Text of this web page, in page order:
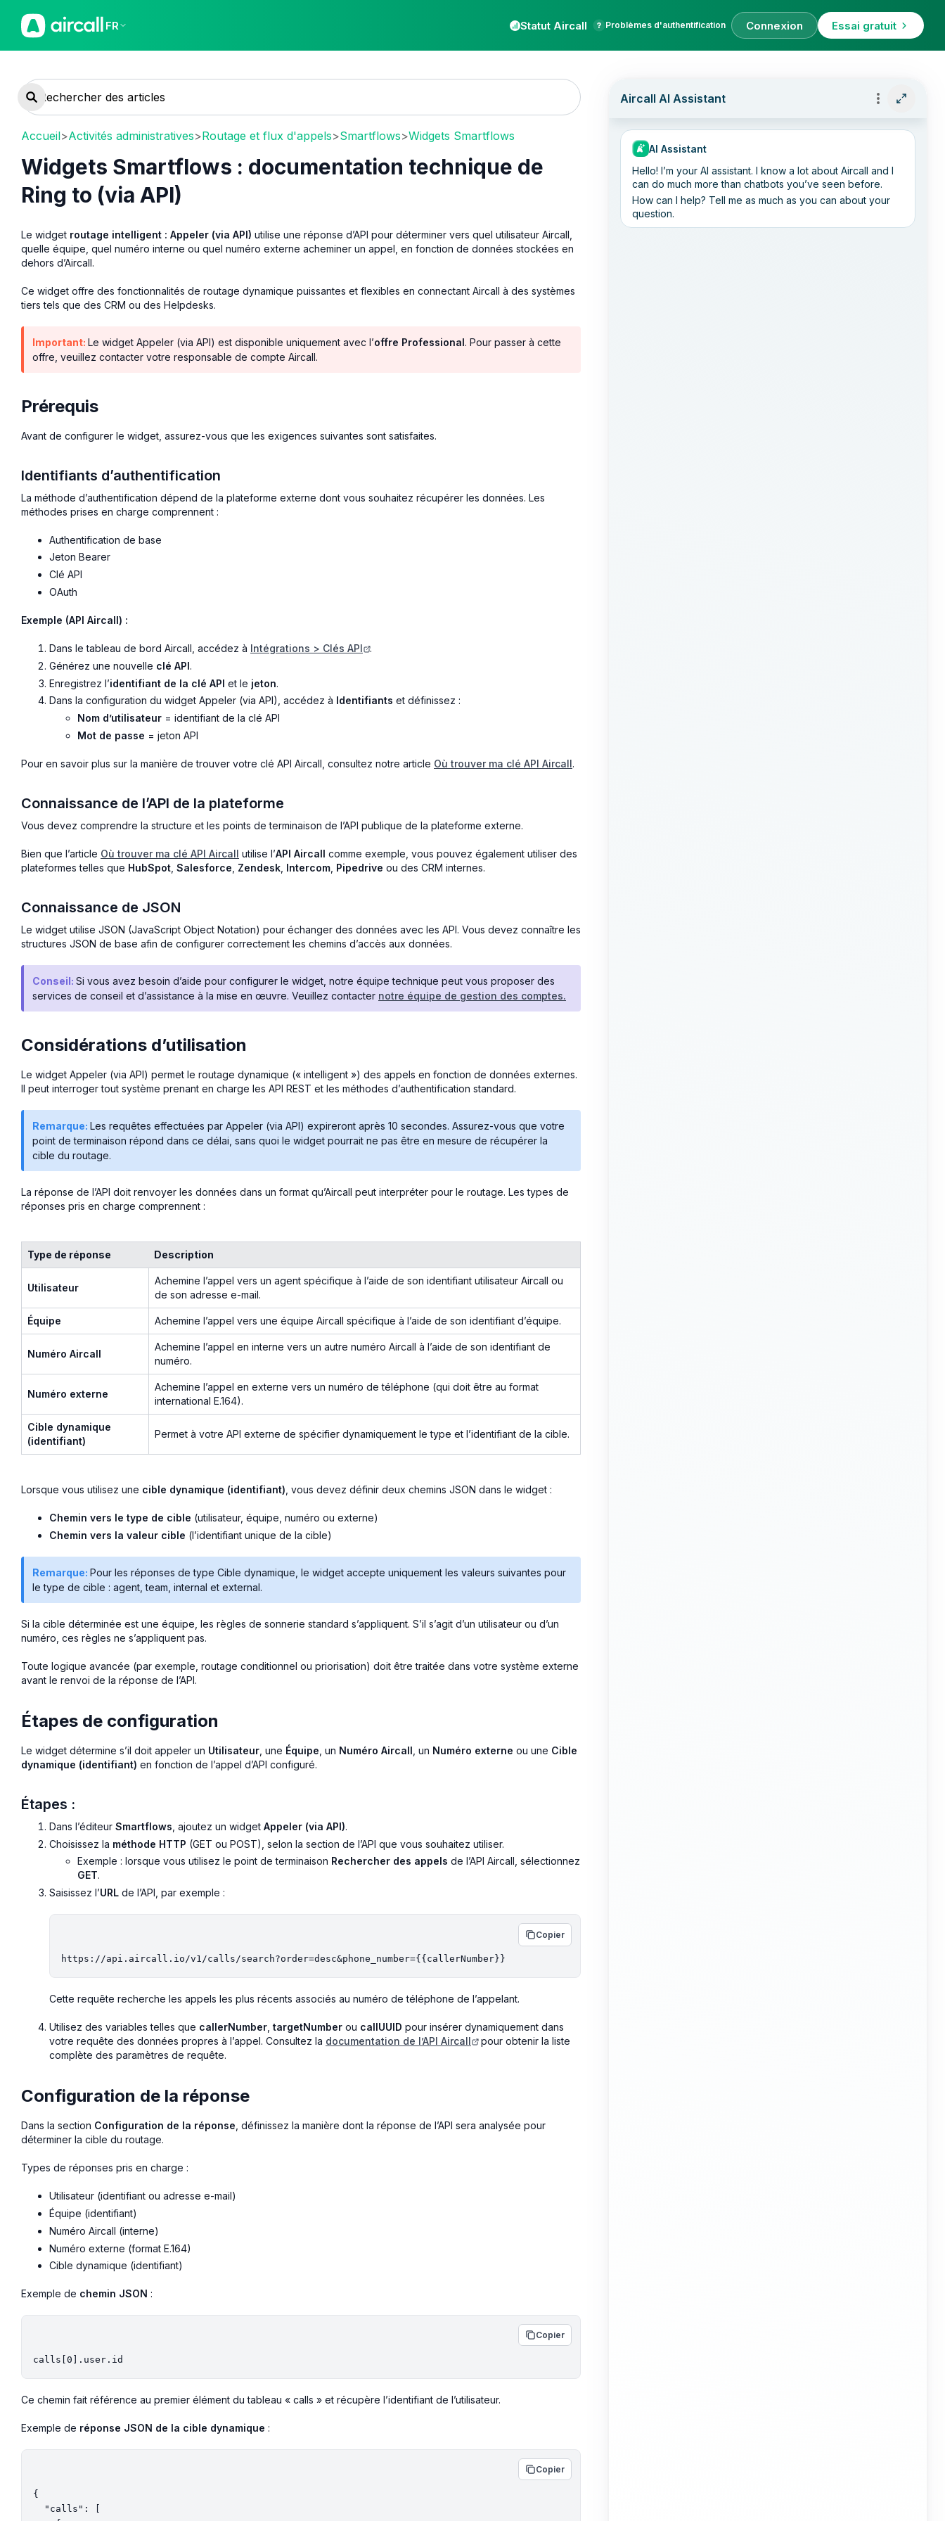
FR Statut Aircall Problèmes d'authentification Connexion Essai gratuit
Accueil>Activités administratives>Routage et flux d'appels>Smartflows>Widgets Smartflows
Widgets Smartflows : documentation technique de
Ring to (via API)
Le widget routage intelligent : Appeler (via API) utilise une réponse d’API pour déterminer vers quel utilisateur Aircall,
quelle équipe, quel numéro interne ou quel numéro externe acheminer un appel, en fonction de données stockées en
dehors d’Aircall.
Ce widget offre des fonctionnalités de routage dynamique puissantes et flexibles en connectant Aircall à des systèmes
tiers tels que des CRM ou des Helpdesks.
Important: Le widget Appeler (via API) est disponible uniquement avec l’offre Professional. Pour passer à cette
offre, veuillez contacter votre responsable de compte Aircall.
Prérequis
Avant de configurer le widget, assurez-vous que les exigences suivantes sont satisfaites.
Identifiants d’authentification
La méthode d’authentification dépend de la plateforme externe dont vous souhaitez récupérer les données. Les
méthodes prises en charge comprennent :
Authentification de base
Jeton Bearer
Clé API
OAuth
Exemple (API Aircall) :
Dans le tableau de bord Aircall, accédez à Intégrations > Clés API
.
Générez une nouvelle clé API.
Enregistrez l’identifiant de la clé API et le jeton.
Dans la configuration du widget Appeler (via API), accédez à Identifiants et définissez :
Nom d’utilisateur = identifiant de la clé API
Mot de passe = jeton API
Pour en savoir plus sur la manière de trouver votre clé API Aircall, consultez notre article Où trouver ma clé API Aircall.
Connaissance de l’API de la plateforme
Vous devez comprendre la structure et les points de terminaison de l’API publique de la plateforme externe.
Bien que l’article Où trouver ma clé API Aircall utilise l’API Aircall comme exemple, vous pouvez également utiliser des
plateformes telles que HubSpot Salesforce Zendesk Intercom Pipedrive ou des CRM internes.
Connaissance de JSON
Le widget utilise JSON (JavaScript Object Notation) pour échanger des données avec les API. Vous devez connaître les
structures JSON de base afin de configurer correctement les chemins d’accès aux données.
Conseil: Si vous avez besoin d’aide pour configurer le widget, notre équipe technique peut vous proposer des
services de conseil et d’assistance à la mise en œuvre. Veuillez contacter notre équipe de gestion des comptes.
Considérations d’utilisation
Le widget Appeler (via API) permet le routage dynamique (« intelligent ») des appels en fonction de données externes.
Il peut interroger tout système prenant en charge les API REST et les méthodes d’authentification standard.
Remarque: Les requêtes effectuées par Appeler (via API) expireront après 10 secondes. Assurez-vous que votre
point de terminaison répond dans ce délai, sans quoi le widget pourrait ne pas être en mesure de récupérer la
cible du routage.
La réponse de l’API doit renvoyer les données dans un format qu’Aircall peut interpréter pour le routage. Les types de
réponses pris en charge comprennent :
Type de réponse Description
Utilisateur
Achemine l’appel vers un agent spécifique à l’aide de son identifiant utilisateur Aircall ou
de son adresse e-mail.
Équipe Achemine l’appel vers une équipe Aircall spécifique à l’aide de son identifiant d’équipe.
Numéro Aircall
Achemine l’appel en interne vers un autre numéro Aircall à l’aide de son identifiant de
numéro.
Numéro externe
Achemine l’appel en externe vers un numéro de téléphone (qui doit être au format
international E.164).
Cible dynamique
(identifiant)
Permet à votre API externe de spécifier dynamiquement le type et l’identifiant de la cible.
Lorsque vous utilisez une cible dynamique (identifiant) , vous devez définir deux chemins JSON dans le widget :
Chemin vers le type de cible (utilisateur, équipe, numéro ou externe)
Chemin vers la valeur cible (l’identifiant unique de la cible)
Remarque: Pour les réponses de type Cible dynamique, le widget accepte uniquement les valeurs suivantes pour
le type de cible : agent, team, internal et external.
Si la cible déterminée est une équipe, les règles de sonnerie standard s’appliquent. S’il s’agit d’un utilisateur ou d’un
numéro, ces règles ne s’appliquent pas.
Toute logique avancée (par exemple, routage conditionnel ou priorisation) doit être traitée dans votre système externe
avant le renvoi de la réponse de l’API.
Étapes de configuration
Le widget détermine s’il doit appeler un Utilisateur , une Équipe , un Numéro Aircall , un Numéro externe ou une Cible
dynamique (identifiant) en fonction de l’appel d’API configuré.
Étapes :
Dans l’éditeur Smartflows , ajoutez un widget Appeler (via API).
Choisissez la méthode HTTP (GET ou POST), selon la section de l’API que vous souhaitez utiliser.
Exemple : lorsque vous utilisez le point de terminaison Rechercher des appels de l’API Aircall, sélectionnez
GET.
Saisissez l’URL de l’API, par exemple :
Copier
Cette requête recherche les appels les plus récents associés au numéro de téléphone de l’appelant.
Utilisez des variables telles que callerNumber targetNumber ou callUUID pour insérer dynamiquement dans
votre requête des données propres à l’appel. Consultez la documentation de l’API Aircall
pour obtenir la liste
complète des paramètres de requête.
Configuration de la réponse
Dans la section Configuration de la réponse , définissez la manière dont la réponse de l’API sera analysée pour
déterminer la cible du routage.
Types de réponses pris en charge :
Utilisateur (identifiant ou adresse e-mail)
Équipe (identifiant)
Numéro Aircall (interne)
Numéro externe (format E.164)
Cible dynamique (identifiant)
Exemple de chemin JSON :
Copier
Ce chemin fait référence au premier élément du tableau « calls » et récupère l’identifiant de l’utilisateur.
Exemple de réponse JSON de la cible dynamique :
Copier
{